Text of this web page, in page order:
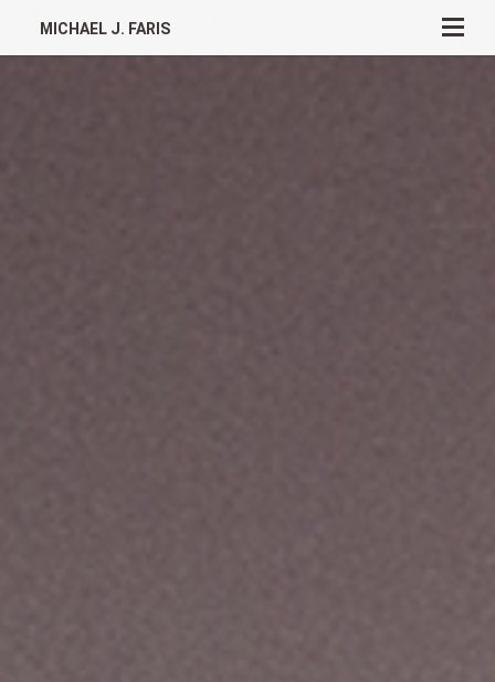
MICHAEL J. FARIS